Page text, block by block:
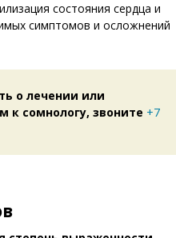
состояния сердца и
симптомов и осложнений
о лечении или
к сомнологу, звоните +7